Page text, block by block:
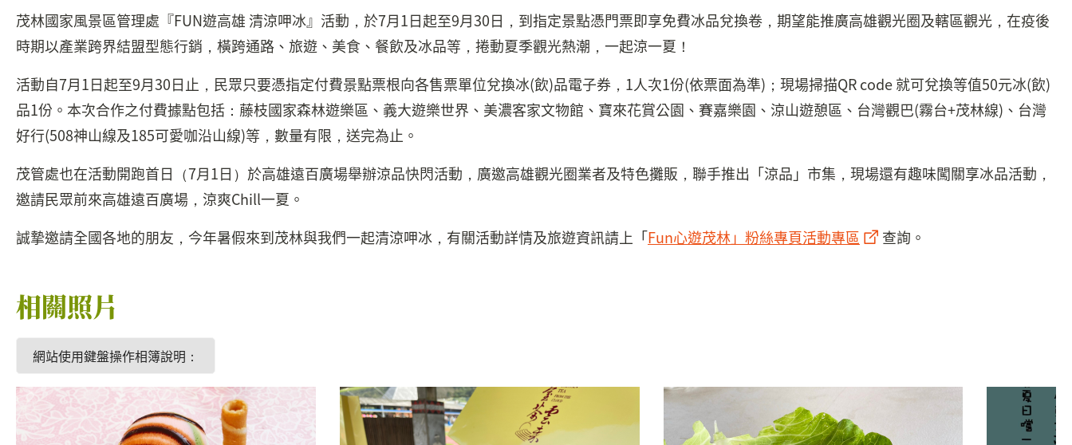
茂林國家風景區管理處『FUN遊高雄 清涼呷冰』活動，於7月1日起至9月30日，到指定景點憑門票即享免費冰品兌換卷，期望能推廣高雄觀光圈及轄區觀光，在疫後
時期以產業跨界結盟型態行銷，橫跨通路、旅遊、美食、餐飲及冰品等，捲動夏季觀光熱潮，一起涼一夏！
活動自7月1日起至9月30日止，民眾只要憑指定付費景點票根向各售票單位兌換冰(飲)品電子券，1人次1份(依票面為準)；現場掃描QR code 就可兌換等值50元冰(飲)
品1份。本次合作之付費據點包括：藤枝國家森林遊樂區、義大遊樂世界、美濃客家文物館、寶來花賞公園、賽嘉樂園、涼山遊憩區、台灣觀巴(霧台+茂林線)、台灣
好行(508神山線及185可愛咖沿山線)等，數量有限，送完為止。
茂管處也在活動開跑首日（7月1日）於高雄遠百廣場舉辦涼品快閃活動，廣邀高雄觀光圈業者及特色攤販，聯手推出「涼品」市集，現場還有趣味闖關享冰品活動，
邀請民眾前來高雄遠百廣場，涼爽Chill一夏。
誠摯邀請全國各地的朋友，今年暑假來到茂林與我們一起清涼呷冰，有關活動詳情及旅遊資訊請上「Fun心遊茂林」粉絲專頁活動專區 查詢。
相關照片
網站使用鍵盤操作相簿說明：